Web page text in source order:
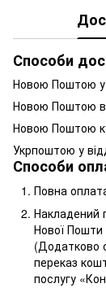
Способи
Новою Поштою у
Новою Поштою
Новою Поштою
Укрпоштою у
Способи
Повна
Накладений
Нової Пошти
(Додатково
переказ
послугу